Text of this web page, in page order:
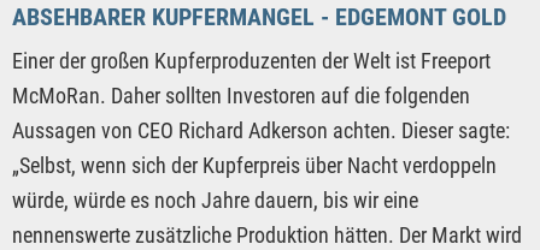
ABSEHBARER KUPFERMANGEL - EDGEMONT GOLD
Einer der großen Kupferproduzenten der Welt ist Freeport
McMoRan. Daher sollten Investoren auf die folgenden
Aussagen von CEO Richard Adkerson achten. Dieser sagte:
„Selbst, wenn sich der Kupferpreis über Nacht verdoppeln
würde, würde es noch Jahre dauern, bis wir eine
nennenswerte zusätzliche Produktion hätten. Der Markt wird